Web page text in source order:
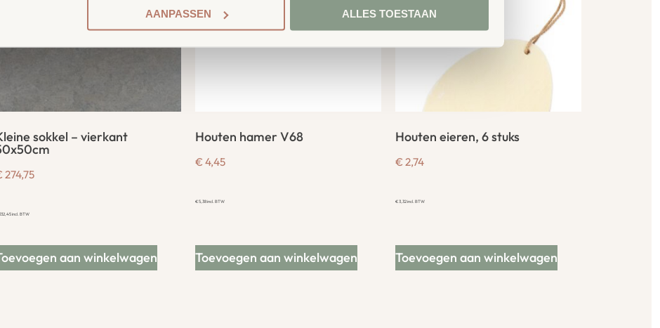
AANPASSEN ALLES TOESTAAN
sokkel – vierkant
274,75
incl. BTW
aan winkelwagen
Houten hamer V68
€ 4,45
€5,38incl. BTW
Toevoegen aan winkelwagen
Houten eieren, 6 stuks
€ 2,74
€3,32incl. BTW
Toevoegen aan winkelwagen